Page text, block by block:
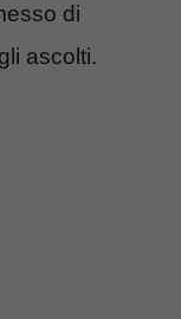
di
ascolti.